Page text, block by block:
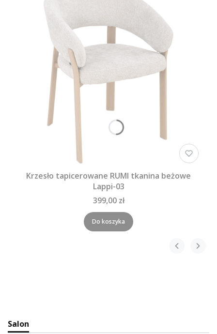
Krzesło tapicerowane RUMI tkanina beżowe
Lappi-03
399,00 zł
Do koszyka
Salon